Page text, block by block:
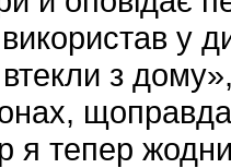
у
з
я тепер